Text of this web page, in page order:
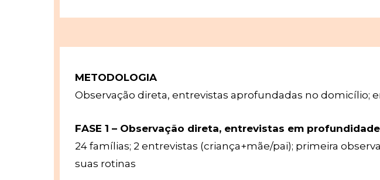
METODOLOGIA
Observação direta, entrevistas aprofundadas no domicílio;
FASE 1 – Observação direta, entrevistas em
24 famílias; 2 entrevistas (criança+mãe/pai); primeira
suas rotinas